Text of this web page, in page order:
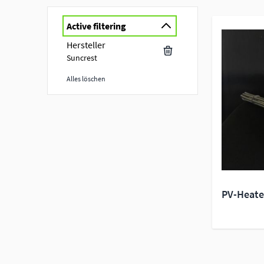
Active filtering
Hersteller
Suncrest
Alles löschen
PV-